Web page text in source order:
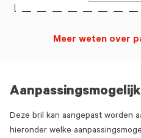
Deze bril kan aangepast worden
hieronder welke
Meer weten over